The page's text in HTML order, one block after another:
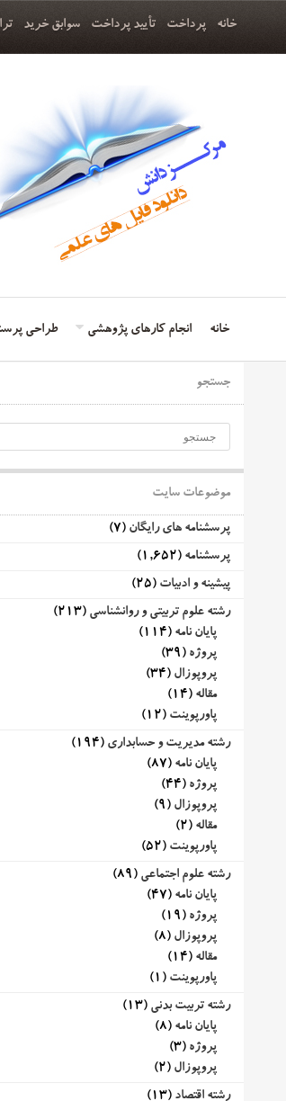
خانه پرداخت تأیید پرداخت سوابق خرید
خانه انجام کارهای پژوهشی طراحی
جستجو
موضوعات سایت
پرسشنامه های رایگان (7)
پرسشنامه (1,652)
پیشینه و ادبیات (25)
رشته علوم تربیتی و روانشناسی (213)
پایان نامه (114)
پروژه (39)
پروپوزال (34)
مقاله (14)
پاورپوینت (12)
رشته مدیریت و حسابداری (194)
پایان نامه (87)
پروژه (44)
پروپوزال (9)
مقاله (2)
پاورپوینت (52)
رشته علوم اجتماعی (89)
پایان نامه (47)
پروژه (19)
پروپوزال (8)
مقاله (14)
پاورپوینت (1)
رشته تربیت بدنی (13)
پایان نامه (8)
پروژه (3)
پروپوزال (2)
رشته اقتصاد (13)